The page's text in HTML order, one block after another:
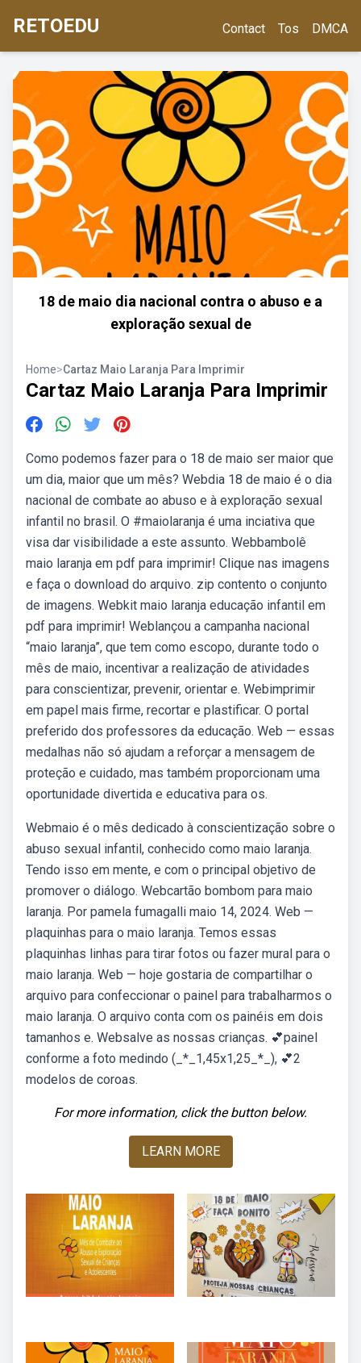
RETOEDU Contact Tos DMCA
18 de maio dia nacional contra o abuso e a
exploração sexual de
Home>Cartaz Maio Laranja Para Imprimir
Cartaz Maio Laranja Para Imprimir
Como podemos fazer para o 18 de maio ser maior que
um dia, maior que um mês? Webdia 18 de maio é o dia
nacional de combate ao abuso e à exploração sexual
infantil no brasil. O #maiolaranja é uma inciativa que
visa dar visibilidade a este assunto. Webbambolê
maio laranja em pdf para imprimir! Clique nas imagens
e faça o download do arquivo. zip contento o conjunto
de imagens. Webkit maio laranja educação infantil em
pdf para imprimir! Weblançou a campanha nacional
“maio laranja”, que tem como escopo, durante todo o
mês de maio, incentivar a realização de atividades
para conscientizar, prevenir, orientar e. Webimprimir
em papel mais firme, recortar e plastificar. O portal
preferido dos professores da educação. Web — essas
medalhas não só ajudam a reforçar a mensagem de
proteção e cuidado, mas também proporcionam uma
oportunidade divertida e educativa para os.
Webmaio é o mês dedicado à conscientização sobre o
abuso sexual infantil, conhecido como maio laranja.
Tendo isso em mente, e com o principal objetivo de
promover o diálogo. Webcartão bombom para maio
laranja. Por pamela fumagalli maio 14, 2024. Web —
plaquinhas para o maio laranja. Temos essas
plaquinhas linhas para tirar fotos ou fazer mural para o
maio laranja. Web — hoje gostaria de compartilhar o
arquivo para confeccionar o painel para trabalharmos o
maio laranja. O arquivo conta com os painéis em dois
tamanhos e. Websalve as nossas crianças. 💕painel
conforme a foto medindo (_*_1,45x1,25_*_), 💕2
modelos de coroas.
For more information, click the button below.
LEARN MORE